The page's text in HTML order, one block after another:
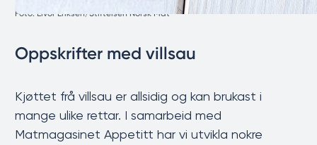
Foto: Eivor Eriksen/Stiftelsen Norsk Mat
Oppskrifter med villsau
Kjøttet frå villsau er allsidig og kan brukast i
mange ulike rettar. I samarbeid med
Matmagasinet Appetitt har vi utvikla nokre